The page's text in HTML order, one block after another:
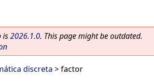
is2026.1.0. This page might be outdated.
discreta > factor